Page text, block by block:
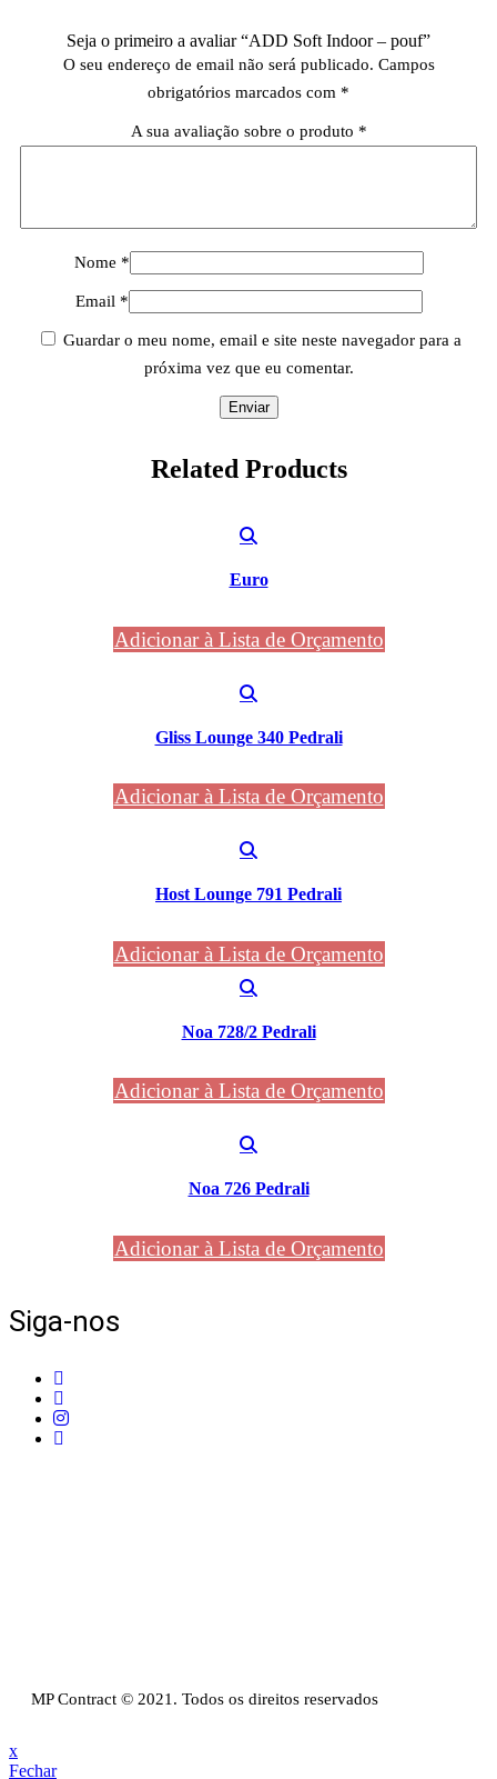
Seja o primeiro a avaliar “ADD Soft Indoor – pouf”
O seu endereço de email não será publicado. Campos
obrigatórios marcados com *
A sua avaliação sobre o produto *
Nome *
Email *
Guardar o meu nome, email e site neste navegador para a
próxima vez que eu comentar.
Related Products
Euro
Adicionar à Lista de Orçamento
Gliss Lounge 340 Pedrali
Adicionar à Lista de Orçamento
Host Lounge 791 Pedrali
Adicionar à Lista de Orçamento
Noa 728/2 Pedrali
Adicionar à Lista de Orçamento
Noa 726 Pedrali
Adicionar à Lista de Orçamento
Siga-nos
MP Contract © 2021. Todos os direitos reservados
x
Fechar